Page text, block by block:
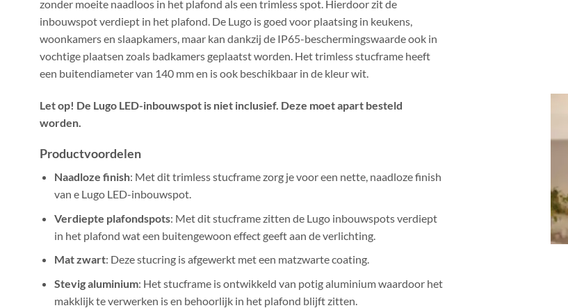
zonder moeite naadloos in het plafond als een trimless spot. Hierdoor zit de
inbouwspot verdiept in het plafond. De Lugo is goed voor plaatsing in keukens,
woonkamers en slaapkamers, maar kan dankzij de IP65-beschermingswaarde ook in
vochtige plaatsen zoals badkamers geplaatst worden. Het trimless stucframe heeft
een buitendiameter van 140 mm en is ook beschikbaar in de kleur wit.
Let op! De Lugo LED-inbouwspot is niet inclusief. Deze moet apart besteld
worden.
Productvoordelen
Naadloze finish: Met dit trimless stucframe zorg je voor een nette, naadloze finish
van e Lugo LED-inbouwspot.
Verdiepte plafondspots: Met dit stucframe zitten de Lugo inbouwspots verdiept
in het plafond wat een buitengewoon effect geeft aan de verlichting.
Mat zwart: Deze stucring is afgewerkt met een matzwarte coating.
Stevig aluminium: Het stucframe is ontwikkeld van potig aluminium waardoor het
makklijk te verwerken is en behoorlijk in het plafond blijft zitten.